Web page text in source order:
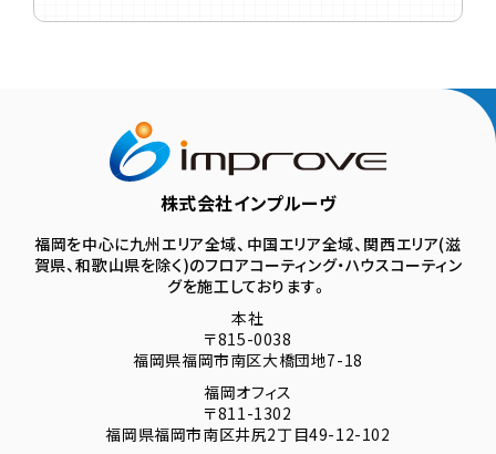
株式会社インプルーヴ
福岡を中心に九州エリア全域、中国エリア全域、関西エリア(滋
賀県、和歌山県を除く)のフロアコーティング・ハウスコーティン
グを施工しております。
本社
〒815-0038
福岡県福岡市南区大橋団地7-18
福岡オフィス
〒811-1302
福岡県福岡市南区井尻2丁目49-12-102